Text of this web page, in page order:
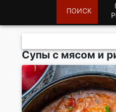
ПОИСК
Супы с мясом и